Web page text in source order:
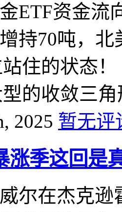
ETF资金流
持70吨，北
住的状态
型的收敛三
2025 暂无评
涨季这回是
尔在杰克逊